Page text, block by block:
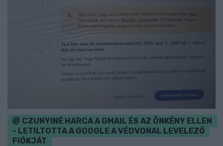
CZUNYINÉ HARCA A GMAIL ÉS AZ ÖNKÉNY ELLEN
- LETILTOTTA A GOOGLE A VÉDVONAL LEVELEZŐ
FIÓKJÁT